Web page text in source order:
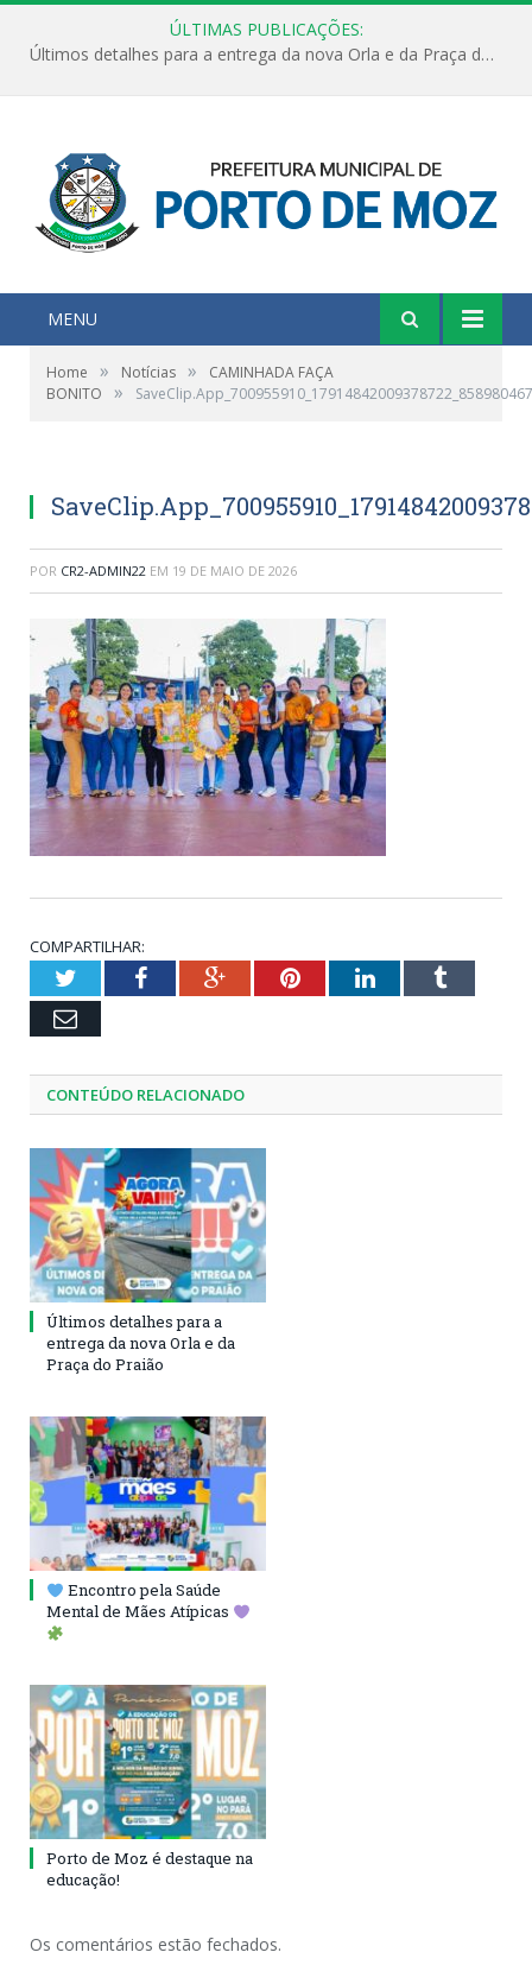
ÚLTIMAS PUBLICAÇÕES:
Últimos detalhes para a entrega da nova Orla e da Praça do Praião
MENU
Home » Notícias »
CAMINHADA FAÇA
BONITO
»
POR CR2-ADMIN22 EM 19 DE MAIO DE 2026
COMPARTILHAR:
TwitterFacebookGoogle+PinterestLinkedInTumblr
Email
CONTEÚDO RELACIONADO
Últimos detalhes para a
entrega da nova Orla e da
Praça do Praião
Encontro pela Saúde
Mental de Mães Atípicas
Porto de Moz é destaque na
educação!
Os comentários estão fechados.